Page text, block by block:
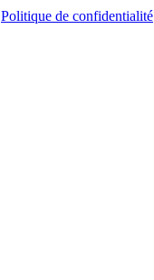
Politique de confidentialité